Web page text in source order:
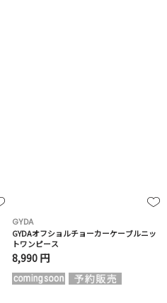
GYDA
GYDAオフショルチョーカーケーブルニッ
トワンピース
8,990 円